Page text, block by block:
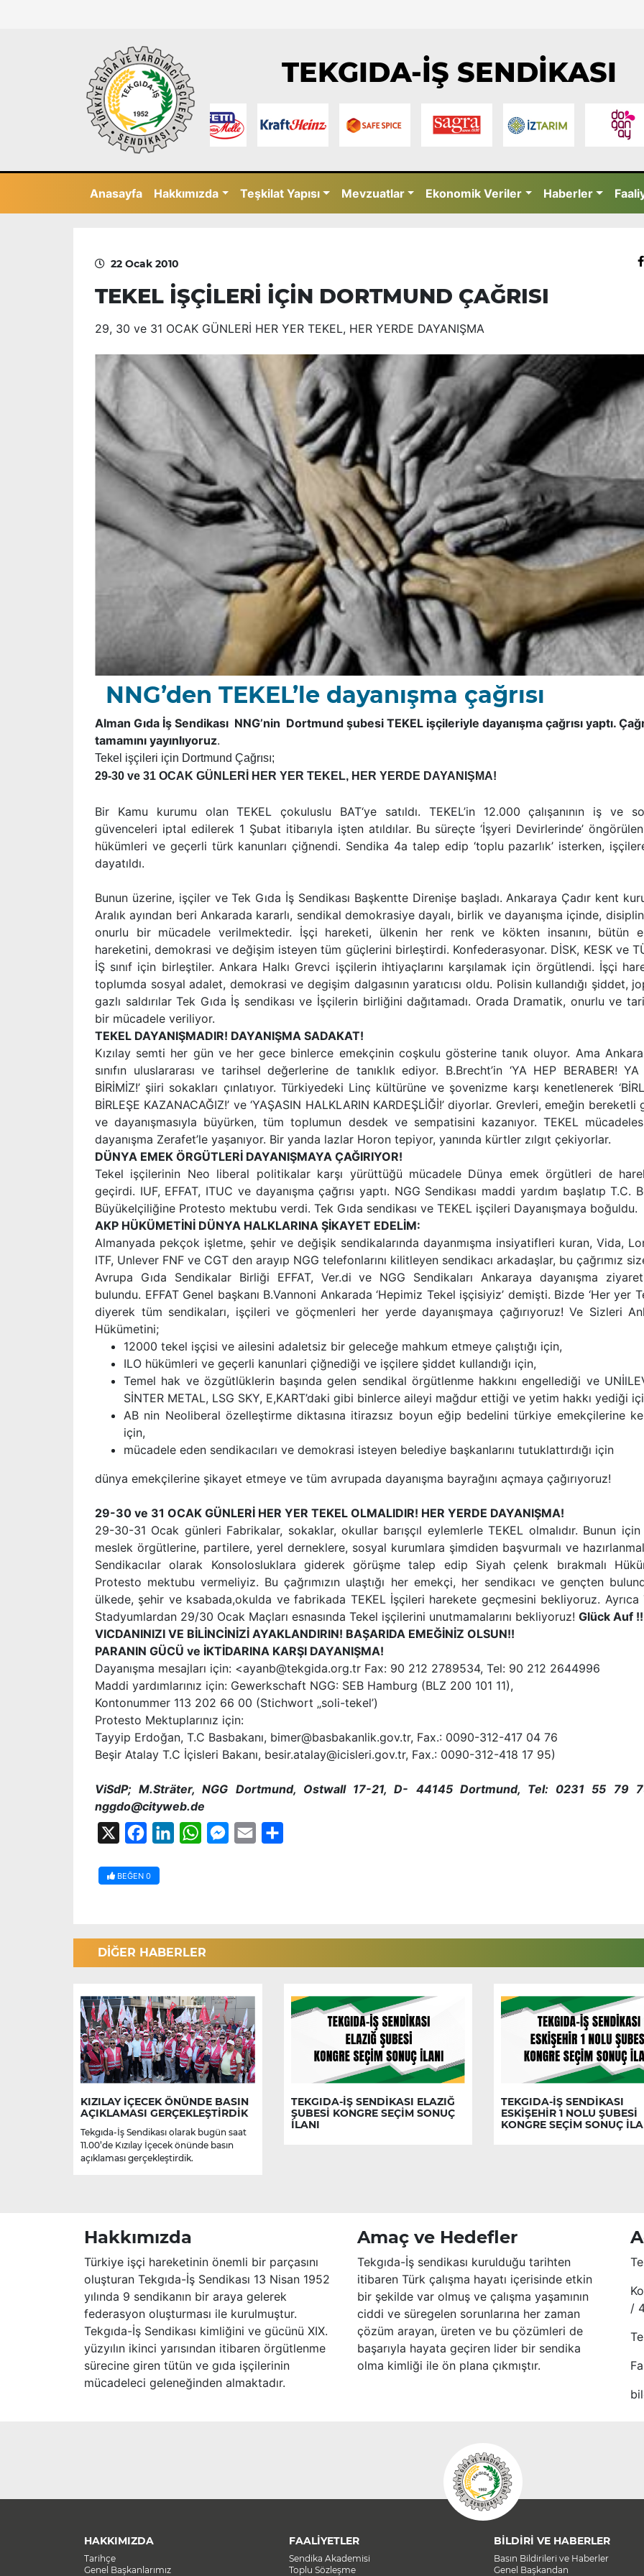
TEKGIDA-İŞ SENDİKASI
Anasayfa Hakkımızda Teşkilat Yapısı Mevzuatlar Ekonomik Veriler Haberler
22 Ocak 2010
TEKEL İŞÇİLERİ İÇİN DORTMUND ÇAĞRISI
29, 30 ve 31 OCAK GÜNLERİ HER YER TEKEL, HER YERDE DAYANIŞMA
NNG’den TEKEL’le dayanışma çağrısı
Alman Gıda İş Sendikası NNG’nin Dortmund şubesi TEKEL işçileriyle dayanışma çağrısı yaptı.
tamamını yayınlıyoruz.
Tekel işçileri için Dortmund Çağrısı;
29-30 ve 31 OCAK GÜNLERİ HER YER TEKEL, HER YERDE DAYANIŞMA!
Bir Kamu kurumu olan TEKEL çokuluslu BAT‘ye satıldı. TEKEL’in 12.000 çalışanının iş ve
güvenceleri iptal edilerek 1 Şubat itibarıyla işten atıldılar. Bu süreçte ‘İşyeri Devirlerinde’
hükümleri ve geçerli türk kanunları çiğnendi. Sendika 4a talep edip ‘toplu pazarlık’ isterken,
dayatıldı.
Bunun üzerine, işçiler ve Tek Gıda İş Sendikası Başkentte Direnişe başladı. Ankaraya Çadır kent
Aralık ayından beri Ankarada kararlı, sendikal demokrasiye dayalı, birlik ve dayanışma içinde,
onurlu bir mücadele verilmektedir. İşçi hareketi, ülkenin her renk ve kökten insanını, bütün
hareketini, demokrasi ve değişim isteyen tüm güçlerini birleştirdi. Konfederasyonar. DİSK, KESK ve
İŞ sınıf için birleştiler. Ankara Halkı Grevci işçilerin ihtiyaçlarını karşılamak için örgütlendi. İşçi
toplumda sosyal adalet, demokrasi ve degişim dalgasının yaratıcısı oldu. Polisin kullandığı şiddet,
gazlı saldırılar Tek Gıda İş sendikası ve İşçilerin birliğini dağıtamadı. Orada Dramatik, onurlu ve
bir mücadele veriliyor.
TEKEL DAYANIŞMADIR! DAYANIŞMA SADAKAT!
Kızılay semti her gün ve her gece binlerce emekçinin coşkulu gösterine tanık oluyor. Ama
sınıfın uluslararası ve tarihsel değerlerine de tanıklık ediyor. B.Brecht’in ‘YA HEP BERABER!
BİRİMİZ!’ şiiri sokakları çınlatıyor. Türkiyedeki Linç kültürüne ve şovenizme karşı kenetlenerek
BİRLEŞE KAZANACAĞIZ!’ ve ‘YAŞASIN HALKLARIN KARDEŞLİĞİ!’ diyorlar. Grevleri, emeğin bereketli
ve dayanışmasıyla büyürken, tüm toplumun desdek ve sempatisini kazanıyor. TEKEL
dayanışma Zerafet’le yaşanıyor. Bir yanda lazlar Horon tepiyor, yanında kürtler zılgıt çekiyorlar.
DÜNYA EMEK ÖRGÜTLERİ DAYANIŞMAYA ÇAĞIRIYOR!
Tekel işçilerinin Neo liberal politikalar karşı yürüttüğü mücadele Dünya emek örgütleri de
geçirdi. IUF, EFFAT, ITUC ve dayanışma çağrısı yaptı. NGG Sendikası maddi yardım başlatıp T.C.
Büyükelçiliğine Protesto mektubu verdi. Tek Gıda sendikası ve TEKEL işçileri Dayanışmaya boğuldu.
AKP HÜKÜMETİNİ DÜNYA HALKLARINA ŞİKAYET EDELİM:
Almanyada pekçok işletme, şehir ve değişik sendikalarında dayanmışma insiyatifleri kuran, Vida,
ITF, Unlever FNF ve CGT den arayıp NGG telefonlarını kilitleyen sendikacı arkadaşlar, bu çağrımız
Avrupa Gıda Sendikalar Birliği EFFAT, Ver.di ve NGG Sendikaları Ankaraya dayanışma
bulundu. EFFAT Genel başkanı B.Vannoni Ankarada ‘Hepimiz Tekel işçisiyiz’ demişti. Bizde ‘Her yer
diyerek tüm sendikaları, işçileri ve göçmenleri her yerde dayanışmaya çağırıyoruz! Ve Sizleri
Hükümetini;
12000 tekel işçisi ve ailesini adaletsiz bir geleceğe mahkum etmeye çalıştığı için,
ILO hükümleri ve geçerli kanunlari çiğnediği ve işçilere şiddet kullandığı için,
Temel hak ve özgütlüklerin başında gelen sendikal örgütlenme hakkını engellediği ve
SİNTER METAL, LSG SKY, E,KART’daki gibi binlerce aileyi mağdur ettiği ve yetim hakkı yediği
AB nin Neoliberal özelleştirme diktasına itirazsız boyun eğip bedelini türkiye emekçilerine
için,
mücadele eden sendikacıları ve demokrasi isteyen belediye başkanlarını tutuklattırdığı için
dünya emekçilerine şikayet etmeye ve tüm avrupada dayanışma bayrağını açmaya çağırıyoruz!
29-30 ve 31 OCAK GÜNLERİ HER YER TEKEL OLMALIDIR! HER YERDE DAYANIŞMA!
29-30-31 Ocak günleri Fabrikalar, sokaklar, okullar barışçıl eylemlerle TEKEL olmalıdır. Bunun
meslek örgütlerine, partilere, yerel derneklere, sosyal kurumlara şimdiden başvurmalı ve
Sendikacılar olarak Konsolosluklara giderek görüşme talep edip Siyah çelenk bırakmalı
Protesto mektubu vermeliyiz. Bu çağrımızın ulaştığı her emekçi, her sendikacı ve gençten
ülkede, şehir ve ksabada,okulda ve fabrikada TEKEL İşçileri harekete geçmesini bekliyoruz. Ayrıca
Stadyumlardan 29/30 Ocak Maçları esnasında Tekel işçilerini unutmamalarını bekliyoruz! Glück Auf !!
VICDANINIZI VE BİLİNCİNİZİ AYAKLANDIRIN! BAŞARIDA EMEĞİNİZ OLSUN!!
PARANIN GÜCÜ ve İKTİDARINA KARŞI DAYANIŞMA!
Dayanışma mesajları için: <ayanb@tekgida.org.tr Fax: 90 212 2789534, Tel: 90 212 2644996
Maddi yardımlarınız için: Gewerkschaft NGG: SEB Hamburg (BLZ 200 101 11),
Kontonummer 113 202 66 00 (Stichwort „soli-tekel’)
Protesto Mektuplarınız için:
Tayyip Erdoğan, T.C Basbakanı, bimer@basbakanlik.gov.tr, Fax.: 0090-312-417 04 76
Beşir Atalay T.C İçisleri Bakanı, besir.atalay@icisleri.gov.tr, Fax.: 0090-312-418 17 95)
ViSdP; M.Sträter, NGG Dortmund, Ostwall 17-21, D- 44145 Dortmund, Tel: 0231 55 79
nggdo@cityweb.de
FacebookLinkedInWhatsAppMessenger
Email
BEĞEN 0
DİĞER HABERLER
KIZILAY İÇECEK ÖNÜNDE BASIN
AÇIKLAMASI GERÇEKLEŞTİRDİK
Tekgıda-İş Sendikası olarak bugün saat
11.00’de Kızılay İçecek önünde basın
açıklaması gerçekleştirdik.
TEKGIDA-İŞ SENDİKASI ELAZIĞ
ŞUBESİ KONGRE SEÇİM SONUÇ
İLANI
TEKGIDA-İŞ SENDİKASI
ESKİŞEHİR 1 NOLU ŞUBESİ
KONGRE SEÇİM SONUÇ
Hakkımızda
Türkiye işçi hareketinin önemli bir parçasını
oluşturan Tekgıda-İş Sendikası 13 Nisan 1952
yılında 9 sendikanın bir araya gelerek
federasyon oluşturması ile kurulmuştur.
Tekgıda-İş Sendikası kimliğini ve gücünü XIX.
yüzyılın ikinci yarısından itibaren örgütlenme
sürecine giren tütün ve gıda işçilerinin
mücadeleci geleneğinden almaktadır.
Amaç ve Hedefler
Tekgıda-İş sendikası kurulduğu tarihten
itibaren Türk çalışma hayatı içerisinde etkin
bir şekilde var olmuş ve çalışma yaşamının
ciddi ve süregelen sorunlarına her zaman
çözüm arayan, üreten ve bu çözümleri de
başarıyla hayata geçiren lider bir sendika
olma kimliği ile ön plana çıkmıştır.
/
HAKKIMIZDA
Tarihçe
Genel Başkanlarımız
FAALİYETLER
Sendika Akademisi
Toplu Sözleşme
BİLDİRİ VE HABERLER
Basın Bildirileri ve Haberler
Genel Başkandan